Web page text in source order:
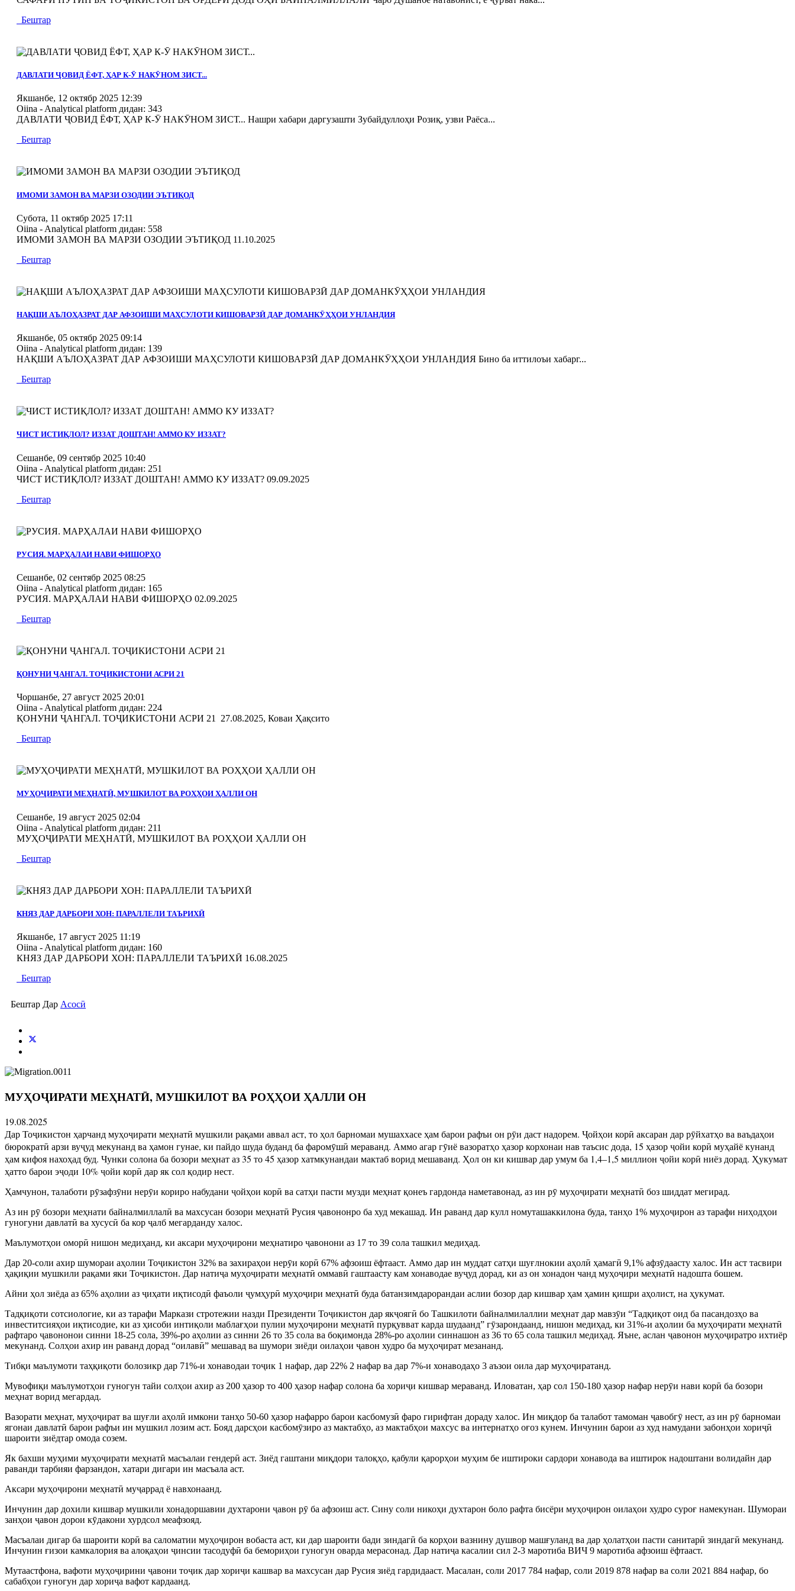
Бештар
ДАВЛАТИ ҶОВИД ЁФТ, ҲАР К-Ӯ НАКӮНОМ ЗИСТ...
Якшанбе, 12 октябр 2025 12:39
Oiina - Analytical platform дидан: 343
ДАВЛАТИ ҶОВИД ЁФТ, ҲАР К-Ӯ НАКӮНОМ ЗИСТ... Нашри хабари даргузашти Зубайдуллоҳи Розиқ, узви Раёса...
Бештар
ИМОМИ ЗАМОН ВА МАРЗИ ОЗОДИИ ЭЪТИҚОД
Субота, 11 октябр 2025 17:11
Oiina - Analytical platform дидан: 558
ИМОМИ ЗАМОН ВА МАРЗИ ОЗОДИИ ЭЪТИҚОД 11.10.2025
Бештар
НАҚШИ АЪЛОҲАЗРАТ ДАР АФЗОИШИ МАҲСУЛОТИ КИШОВАРЗӢ ДАР ДОМАНКӮҲҲОИ УНЛАНДИЯ
Якшанбе, 05 октябр 2025 09:14
Oiina - Analytical platform дидан: 139
НАҚШИ АЪЛОҲАЗРАТ ДАР АФЗОИШИ МАҲСУЛОТИ КИШОВАРЗӢ ДАР ДОМАНКӮҲҲОИ УНЛАНДИЯ Бино ба иттилоъи хабарг...
Бештар
ЧИСТ ИСТИҚЛОЛ? ИЗЗАТ ДОШТАН! АММО КУ ИЗЗАТ?
Сешанбе, 09 сентябр 2025 10:40
Oiina - Analytical platform дидан: 251
ЧИСТ ИСТИҚЛОЛ? ИЗЗАТ ДОШТАН! АММО КУ ИЗЗАТ? 09.09.2025
Бештар
РУСИЯ. МАРҲАЛАИ НАВИ ФИШОРҲО
Сешанбе, 02 сентябр 2025 08:25
Oiina - Analytical platform дидан: 165
РУСИЯ. МАРҲАЛАИ НАВИ ФИШОРҲО 02.09.2025
Бештар
ҚОНУНИ ҶАНГАЛ. ТОҶИКИСТОНИ АСРИ 21
Чоршанбе, 27 август 2025 20:01
Oiina - Analytical platform дидан: 224
ҚОНУНИ ҶАНГАЛ. ТОҶИКИСТОНИ АСРИ 21 27.08.2025, Коваи Ҳақсито
Бештар
МУҲОҶИРАТИ МЕҲНАТӢ, МУШКИЛОТ ВА РОҲҲОИ ҲАЛЛИ ОН
Сешанбе, 19 август 2025 02:04
Oiina - Analytical platform дидан: 211
МУҲОҶИРАТИ МЕҲНАТӢ, МУШКИЛОТ ВА РОҲҲОИ ҲАЛЛИ ОН
Бештар
КНЯЗ ДАР ДАРБОРИ ХОН: ПАРАЛЛЕЛИ ТАЪРИХӢ
Якшанбе, 17 август 2025 11:19
Oiina - Analytical platform дидан: 160
КНЯЗ ДАР ДАРБОРИ ХОН: ПАРАЛЛЕЛИ ТАЪРИХӢ 16.08.2025
Бештар
Бештар Дар Асосӣ
МУҲОҶИРАТИ МЕҲНАТӢ, МУШКИЛОТ ВА РОҲҲОИ ҲАЛЛИ ОН
19.08.2025
Дар Тоҷикистон ҳарчанд муҳоҷирати меҳнатӣ мушкили рақами аввал аст, то ҳол барномаи мушаххасе ҳам барои рафъи он рӯи даст надорем. Ҷойҳои корӣ аксаран дар рӯйхатҳо ва ваъдаҳои
бюрократӣ арзи вуҷуд мекунанд ва ҳамон гунае, ки пайдо шуда буданд ба фаромӯшӣ мераванд. Аммо агар гӯиё вазоратҳо ҳазор корхонаи нав таъсис дода, 15 ҳазор ҷойи корӣ муҳайё кунанд
ҳам кифоя нахоҳад буд. Чунки солона ба бозори меҳнат аз 35 то 45 ҳазор хатмкунандаи мактаб ворид мешаванд. Ҳол он ки кишвар дар умум ба 1,4–1,5 миллион ҷойи корӣ ниёз дорад. Ҳукумат
ҳатто барои эҷоди 10% ҷойи корӣ дар як сол қодир нест.
Ҳамчунон, талаботи рӯзафзӯни нерӯи кориро набудани ҷойҳои корӣ ва сатҳи пасти музди меҳнат қонеъ гардонда наметавонад, аз ин рӯ муҳоҷирати меҳнатӣ боз шиддат мегирад.
Аз ин рӯ бозори меҳнати байналмиллалӣ ва махсусан бозори меҳнатӣ Русия ҷавононро ба худ мекашад. Ин раванд дар кулл номуташаккилона буда, танҳо 1% муҳоҷирон аз тарафи ниҳодҳои
гуногуни давлатӣ ва хусусӣ ба кор ҷалб мегарданду халос.
Маълумотҳои оморӣ нишон медиҳанд, ки аксари муҳоҷирони меҳнатиро ҷавонони аз 17 то 39 сола ташкил медиҳад.
Дар 20-соли ахир шумораи аҳолии Тоҷикистон 32% ва захираҳои нерӯи корӣ 67% афзоиш ёфтааст. Аммо дар ин муддат сатҳи шуғлнокии аҳолӣ ҳамагӣ 9,1% афзӯдаасту халос. Ин аст тасвири
ҳақиқии мушкили рақами яки Тоҷикистон. Дар натиҷа муҳоҷирати меҳнатӣ оммавӣ гаштаасту кам хонаводае вуҷуд дорад, ки аз он хонадон чанд муҳоҷири меҳнатӣ надошта бошем.
Айни ҳол зиёда аз 65% аҳолии аз ҷиҳати иқтисодӣ фаъоли ҷумҳурӣ муҳоҷири меҳнатӣ буда батанзимдарорандаи аслии бозор дар кишвар ҳам ҳамин қишри аҳолист, на ҳукумат.
Тадқиқоти сотсиологие, ки аз тарафи Маркази стротежии назди Президенти Тоҷикистон дар якҷоягӣ бо Ташкилоти байналмилаллии меҳнат дар мавзӯи “Тадқиқот оид ба пасандозҳо ва
инвеститсияҳои иқтисодие, ки аз ҳисоби интиқоли маблағҳои пулии муҳоҷирони меҳнатӣ пурқувват карда шудаанд” гӯзарондаанд, нишон медиҳад, ки 31%-и аҳолии ба муҳоҷирати меҳнатӣ
рафтаро ҷавононои синни 18-25 сола, 39%-ро аҳолии аз синни 26 то 35 сола ва боқимонда 28%-ро аҳолии синнашон аз 36 то 65 сола ташкил медиҳад. Яъне, аслан ҷавонон муҳоҷиратро ихтиёр
мекунанд. Солҳои ахир ин раванд дорад “оилавӣ” мешавад ва шумори зиёди оилаҳои ҷавон худро ба муҳоҷират мезананд.
Тибқи маълумоти таҳқиқоти болозикр дар 71%-и хонаводаи тоҷик 1 нафар, дар 22% 2 нафар ва дар 7%-и хонаводаҳо 3 аъзои оила дар муҳоҷиратанд.
Мувофиқи маълумотҳои гуногун тайи солҳои ахир аз 200 ҳазор то 400 ҳазор нафар солона ба хориҷи кишвар мераванд. Иловатан, ҳар сол 150-180 ҳазор нафар нерӯи нави корӣ ба бозори
меҳнат ворид мегардад.
Вазорати меҳнат, муҳоҷират ва шуғли аҳолӣ имкони танҳо 50-60 ҳазор нафарро барои касбомузӣ фаро гирифтан дораду халос. Ин миқдор ба талабот тамоман ҷавобгӯ нест, аз ин рӯ барномаи
ягонаи давлатӣ барои рафъи ин мушкил лозим аст. Бояд дарсҳои касбомӯзиро аз мактабҳо, аз мактабҳои махсус ва интернатҳо оғоз кунем. Инчунин барои аз худ намудани забонҳои хориҷӣ
шароити зиёдтар омода созем.
Як бахши муҳими муҳоҷирати меҳнатӣ масъалаи гендерӣ аст. Зиёд гаштани миқдори талоқҳо, қабули қарорҳои муҳим бе иштироки сардори хонавода ва иштирок надоштани волидайн дар
раванди тарбияи фарзандон, хатари дигари ин масъала аст.
Аксари муҳоҷирони меҳнатӣ муҷаррад ё навхонаанд.
Инчунин дар дохили кишвар мушкили хонадоршавии духтарони ҷавон рӯ ба афзоиш аст. Сину соли никоҳи духтарон боло рафта бисёри муҳоҷирон оилаҳои худро суроғ намекунан. Шумораи
занҳои ҷавон дорои кӯдакони хурдсол меафзояд.
Масъалаи дигар ба шароити корӣ ва саломатии муҳоҷирон вобаста аст, ки дар шароити бади зиндагӣ ба корҳои вазнину душвор машғуланд ва дар ҳолатҳои пасти санитарӣ зиндагӣ мекунанд.
Инчунин ғизои камкалория ва алоқаҳои ҷинсии тасодуфӣ ба бемориҳои гуногун оварда мерасонад. Дар натиҷа касалии сил 2-3 маротиба ВИЧ 9 маротиба афзоиш ёфтааст.
Мутаастфона, вафоти муҳоҷирини ҷавони тоҷик дар хориҷи кашвар ва махсусан дар Русия зиёд гардидааст. Масалан, соли 2017 784 нафар, соли 2019 878 нафар ва соли 2021 884 нафар, бо
сабабҳои гуногун дар хориҷа вафот кардаанд.